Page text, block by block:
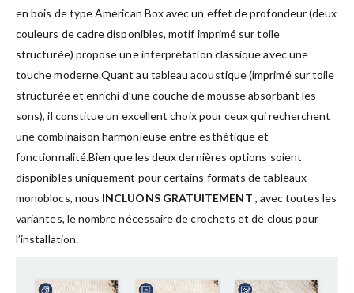
en bois de type American Box avec un effet de profondeur (deux
couleurs de cadre disponibles, motif imprimé sur toile
structurée) propose une interprétation classique avec une
touche moderne.Quant au tableau acoustique (imprimé sur toile
structurée et enrichi d’une couche de mousse absorbant les
sons), il constitue un excellent choix pour ceux qui recherchent
une combinaison harmonieuse entre esthétique et
fonctionnalité.Bien que les deux dernières options soient
disponibles uniquement pour certains formats de tableaux
monoblocs, nous INCLUONS GRATUITEMENT , avec toutes les
variantes, le nombre nécessaire de crochets et de clous pour
l’installation.